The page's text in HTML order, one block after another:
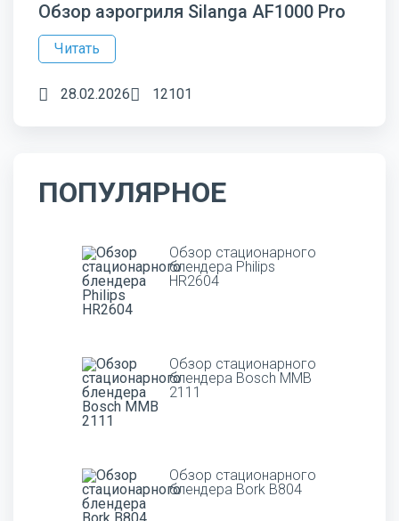
Обзор аэрогриля Silanga AF1000 Pro
Читать
28.02.2026 12101
ПОПУЛЯРНОЕ
Обзор стационарного
блендера Philips
HR2604
Обзор стационарного
блендера Bosch MMB
2111
Обзор стационарного
блендера Bork B804